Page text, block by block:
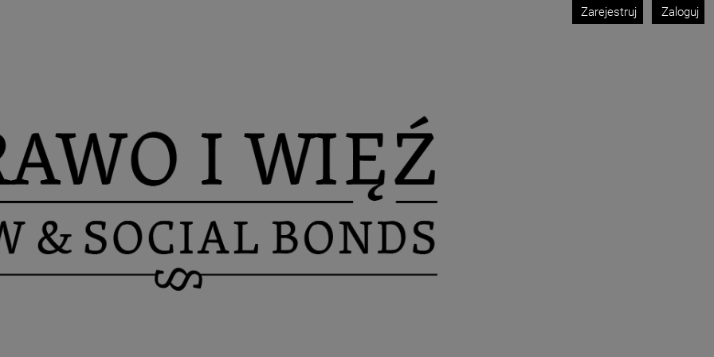
Zarejestruj Zaloguj